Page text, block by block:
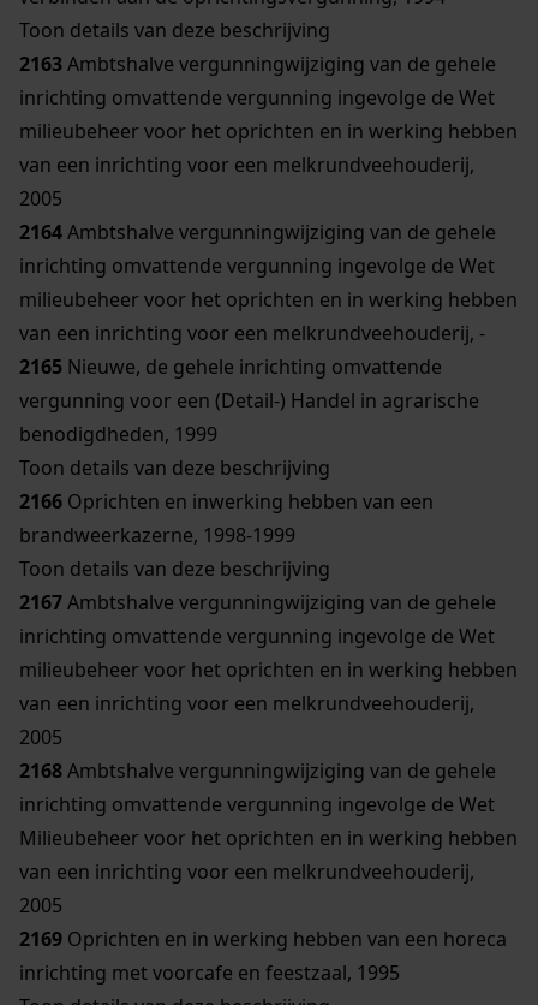
Toon details van deze beschrijving
2163Ambtshalve vergunningwijziging van de gehele
inrichting omvattende vergunning ingevolge de Wet
milieubeheer voor het oprichten en in werking hebben
van een inrichting voor een melkrundveehouderij,
2005
2164Ambtshalve vergunningwijziging van de gehele
inrichting omvattende vergunning ingevolge de Wet
milieubeheer voor het oprichten en in werking hebben
van een inrichting voor een melkrundveehouderij, -
2165 Nieuwe, de gehele inrichting omvattende
vergunning voor een (Detail-) Handel in agrarische
benodigdheden, 1999
Toon details van deze beschrijving
2166 Oprichten en inwerking hebben van een
brandweerkazerne, 1998-1999
Toon details van deze beschrijving
2167Ambtshalve vergunningwijziging van de gehele
inrichting omvattende vergunning ingevolge de Wet
milieubeheer voor het oprichten en in werking hebben
van een inrichting voor een melkrundveehouderij,
2005
2168Ambtshalve vergunningwijziging van de gehele
inrichting omvattende vergunning ingevolge de Wet
Milieubeheer voor het oprichten en in werking hebben
van een inrichting voor een melkrundveehouderij,
2005
2169 Oprichten en in werking hebben van een horeca
inrichting met voorcafe en feestzaal, 1995